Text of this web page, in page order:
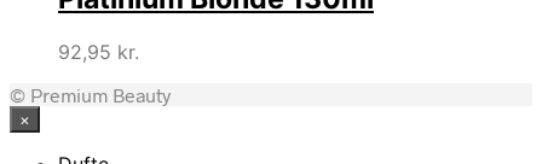
92,95 kr.
© Premium Beauty
×